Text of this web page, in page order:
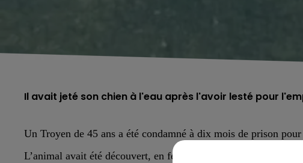
Il avait jeté son chien à l'eau après l'avoir lesté pour
Un Troyen de 45 ans a été condamné à dix mois de prison
L’animal avait été découvert, en février dernier, au fond de